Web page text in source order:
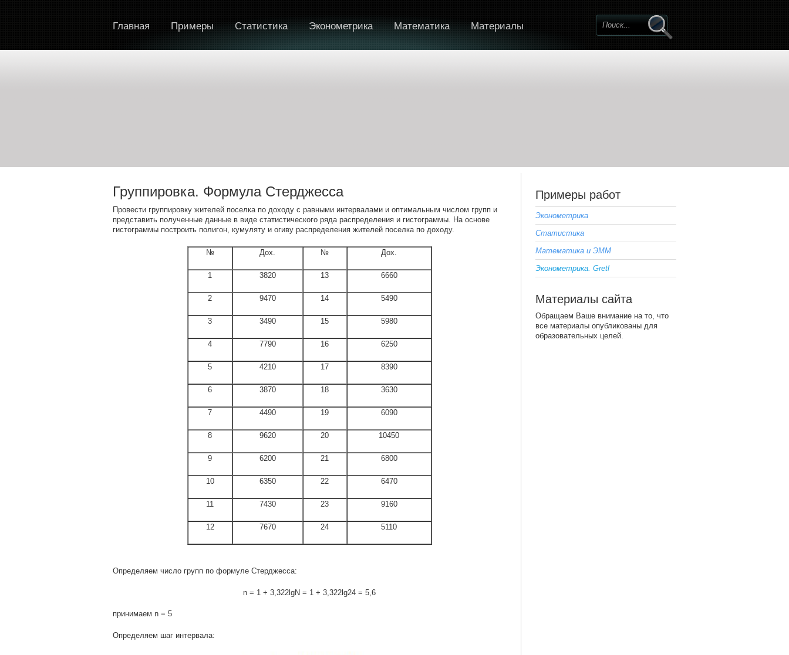
Главная Примеры Статистика Эконометрика Математика Материалы
Группировка. Формула Стерджесса
Провести группировку жителей поселка по доходу с равными интервалами и оптимальным числом групп и
представить полученные данные в виде статистического ряда распределения и гистограммы. На основе
гистограммы построить полигон, кумуляту и огиву распределения жителей поселка по доходу.
№ Дох. № Дох.
1 3820 13 6660
2 9470 14 5490
3 3490 15 5980
4 7790 16 6250
5 4210 17 8390
6 3870 18 3630
7 4490 19 6090
8 9620 20 10450
9 6200 21 6800
10 6350 22 6470
11 7430 23 9160
12 7670 24 5110
Определяем число групп по формуле Стерджесса:
n = 1 + 3,322lgN = 1 + 3,322lg24 = 5,6
принимаем n = 5
Определяем шаг интервала:
Примеры работ
Эконометрика
Статистика
Математика и ЭММ
Эконометрика. Gretl
Материалы сайта
Обращаем Ваше внимание на то, что
все материалы опубликованы для
образовательных целей.